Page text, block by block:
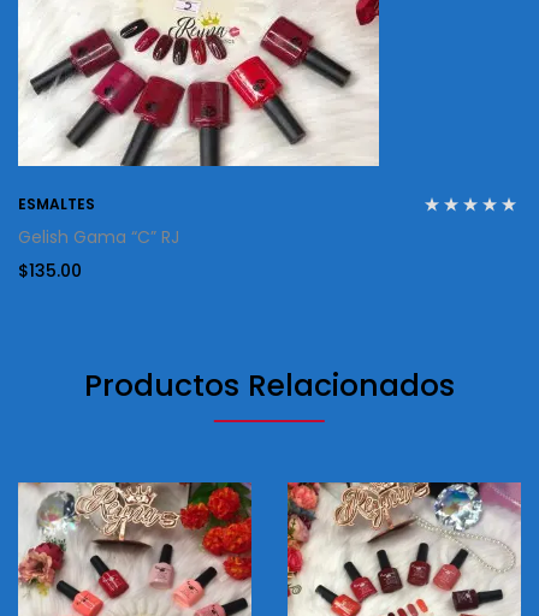
ESMALTES
Gelish Gama “C” RJ
$135.00
Productos Relacionados